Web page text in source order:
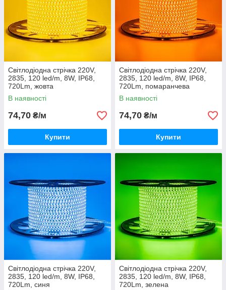
Світлодіодна стрічка 220V,
2835, 120 led/m, 8W, IP68,
720Lm, жовта
В наявності
74,70 ₴/м
Купити
Світлодіодна стрічка 220V,
2835, 120 led/m, 8W, IP68,
720Lm, помаранчева
В наявності
74,70 ₴/м
Купити
Світлодіодна стрічка 220V,
2835, 120 led/m, 8W, IP68,
720Lm, синя
Світлодіодна стрічка 220V,
2835, 120 led/m, 8W, IP68,
720Lm, зелена